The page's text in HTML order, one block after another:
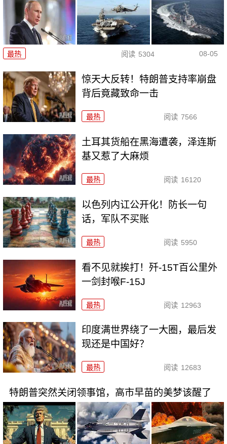
最热 阅读 5304 08-05
惊天大反转！特朗普支持率崩盘
背后竟藏致命一击
最热 阅读 7566
土耳其货船在黑海遭袭，泽连斯
基又惹了大麻烦
最热 阅读 16120
以色列内讧公开化！防长一句
话，军队不买账
最热 阅读 5950
看不见就挨打！歼-15T百公里外
一剑封喉F-15J
最热 阅读 12963
印度满世界绕了一大圈，最后发
现还是中国好？
最热 阅读 12683
特朗普突然关闭领事馆，高市早苗的美梦该醒了